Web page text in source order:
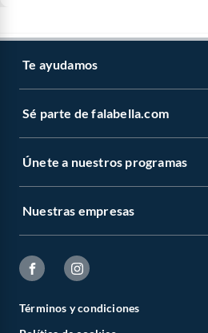
Te ayudamos
Sé parte de falabella.com
Únete a nuestros programas
Nuestras empresas
Términos y condiciones